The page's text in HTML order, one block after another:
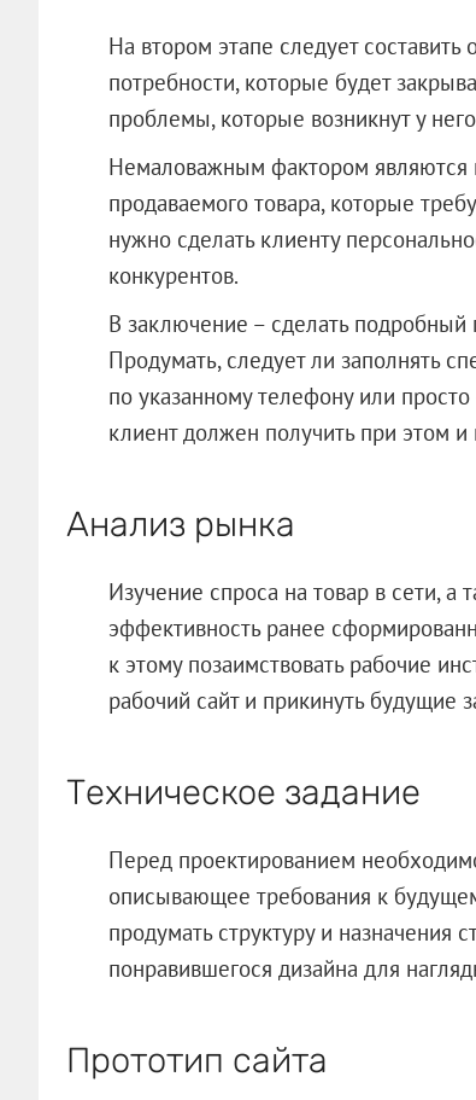
На втором этапе следует
потребности, которые будет
проблемы, которые возникнут у
Немаловажным фактором являются
продаваемого товара, которые
нужно сделать клиенту
конкурентов.
В заключение – сделать
Продумать, следует ли заполнять
по указанному телефону или
клиент должен получить при этом
Анализ рынка
Изучение спроса на товар в сети, а
эффективность ранее
к этому позаимствовать рабочие
рабочий сайт и прикинуть будущие
Техническое задание
Перед проектированием
описывающее требования к
продумать структуру и назначения
понравившегося дизайна для
Прототип сайта